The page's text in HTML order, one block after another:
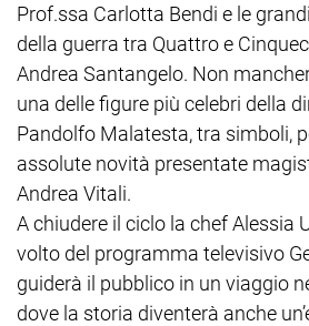
Prof.ssa Carlotta Bendi e le
della guerra tra Quattro e
Andrea Santangelo. Non
una delle figure più celebri della
Pandolfo Malatesta, tra simboli,
assolute novità presentate
Andrea Vitali.
A chiudere il ciclo la chef Alessia
volto del programma televisivo
guiderà il pubblico in un viaggio
dove la storia diventerà anche